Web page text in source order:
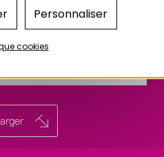
Personnaliser
cookies